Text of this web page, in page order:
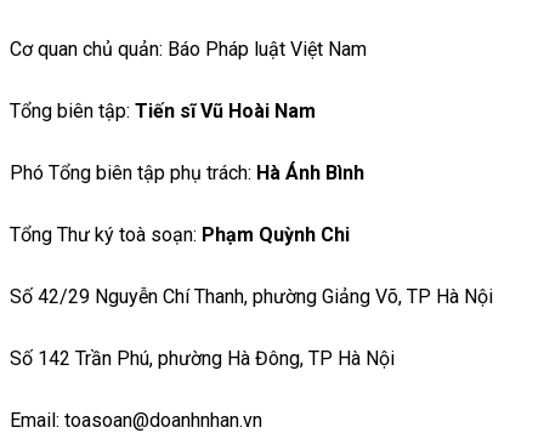
Cơ quan chủ quản: Báo Pháp luật Việt Nam
Tổng biên tập: Tiến sĩ Vũ Hoài Nam
Phó Tổng biên tập phụ trách: Hà Ánh Bình
Tổng Thư ký toà soạn: Phạm Quỳnh Chi
Số 42/29 Nguyễn Chí Thanh, phường Giảng Võ, TP Hà Nội
Số 142 Trần Phú, phường Hà Đông, TP Hà Nội
Email: toasoan@doanhnhan.vn